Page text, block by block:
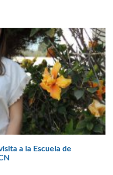
a la Escuela de